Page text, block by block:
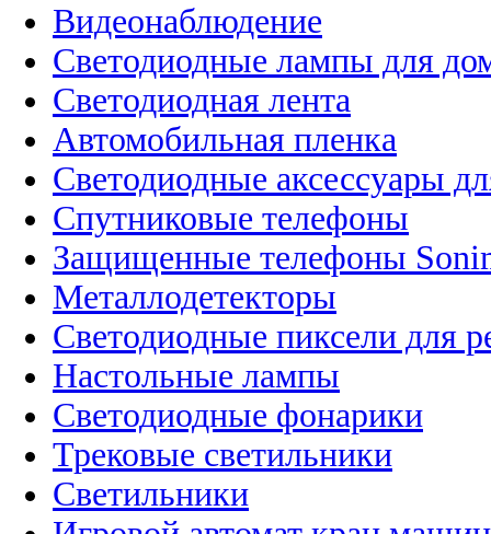
Видеонаблюдение
Светодиодные лампы для
Светодиодная лента
Автомобильная пленка
Светодиодные аксессуары
Спутниковые телефоны
Защищенные телефоны
Металлодетекторы
Светодиодные пиксели для
Настольные лампы
Светодиодные фонарики
Трековые светильники
Светильники